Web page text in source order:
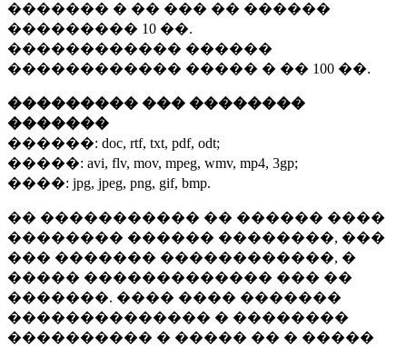
������� � �� ��� �� ������
��������� 10 ��.
������������ ������
������������ ����� � �� 100 ��.
��������� ��� ��������
�������
������: doc, rtf, txt, pdf, odt;
�����: avi, flv, mov, mpeg, wmv, mp4, 3gp;
����: jpg, jpeg, png, gif, bmp.
�� ����������� �� ������ ����
�������� ������ ��������, ���
��� ������� ������������, �
����� ������������� ��� ��
�������. ���� ���� �������
�������������� � ��������
���������� � ����� �� � �����